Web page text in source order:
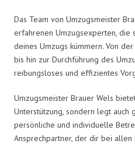
Das Team von Umzugsmeister
erfahrenen Umzugsexperten, die
deines Umzugs kümmern. Von
bis hin zur Durchführung des
reibungsloses und effizientes
Umzugsmeister Brauer Wels
Unterstützung, sondern legt auch
persönliche und individuelle
Ansprechpartner, der dir bei